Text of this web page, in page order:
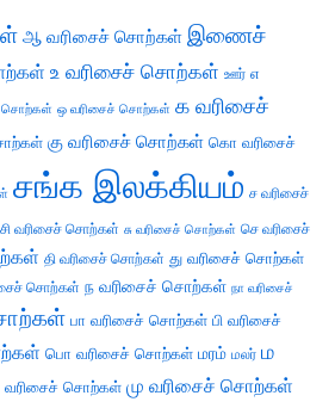
ஆ வரிசைச் சொற்கள் இணைச்
உ வரிசைச் சொற்கள் ஊர் எ
சொற்கள் ஒ வரிசைச் சொற்கள் க வரிசைச்
கு வரிசைச் சொற்கள் கொ வரிசைச்
சங்க இலக்கியம் ச வரிசைச்
சி வரிசைச் சொற்கள் சு வரிசைச் சொற்கள் செ வரிசைச்
தி வரிசைச் சொற்கள் து வரிசைச் சொற்கள்
சொற்கள் ந வரிசைச் சொற்கள் நா வரிசைச்
பா வரிசைச் சொற்கள் பி வரிசைச்
பொ வரிசைச் சொற்கள் மரம் மலர் ம
வரிசைச் சொற்கள் மு வரிசைச் சொற்கள்